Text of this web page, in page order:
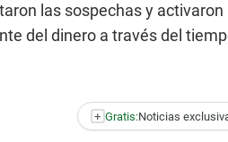
las sospechas y
del dinero a través del
+ Gratis:Noticias